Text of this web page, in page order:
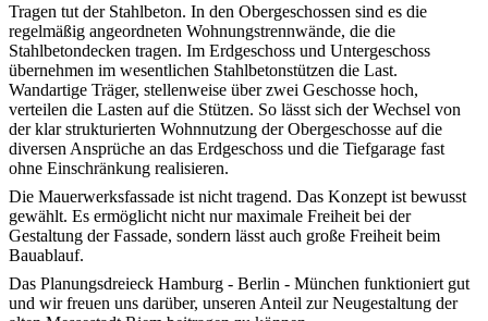
Tragen tut der Stahlbeton. In den Obergeschossen sind es die
regelmäßig angeordneten Wohnungstrennwände, die die
Stahlbetondecken tragen. Im Erdgeschoss und Untergeschoss
übernehmen im wesentlichen Stahlbetonstützen die Last.
Wandartige Träger, stellenweise über zwei Geschosse hoch,
verteilen die Lasten auf die Stützen. So lässt sich der Wechsel von
der klar strukturierten Wohnnutzung der Obergeschosse auf die
diversen Ansprüche an das Erdgeschoss und die Tiefgarage fast
ohne Einschränkung realisieren.
Die Mauerwerksfassade ist nicht tragend. Das Konzept ist bewusst
gewählt. Es ermöglicht nicht nur maximale Freiheit bei der
Gestaltung der Fassade, sondern lässt auch große Freiheit beim
Bauablauf.
Das Planungsdreieck Hamburg - Berlin - München funktioniert gut
und wir freuen uns darüber, unseren Anteil zur Neugestaltung der